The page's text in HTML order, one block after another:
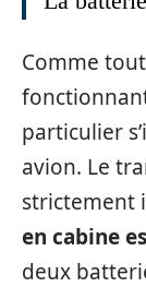
Comme
particulier
avion. Le
strictement
en cabine
deux